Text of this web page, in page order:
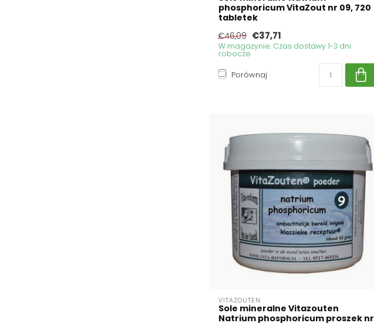
phosphoricum VitaZout nr 09, 720
tabletek
€46,09 €37,71
W magazynie. Czas dostawy 1-3 dni
robocze
Porównaj
VITAZOUTEN
Sole mineralne Vitazouten
Natrium phosphoricum proszek nr